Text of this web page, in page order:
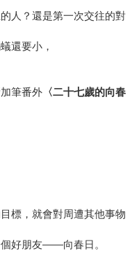
人？還是第一次交往的對
還要小，
筆番外〈二十七歲的向春
標，就會對周遭其他事物
好朋友——向春日。